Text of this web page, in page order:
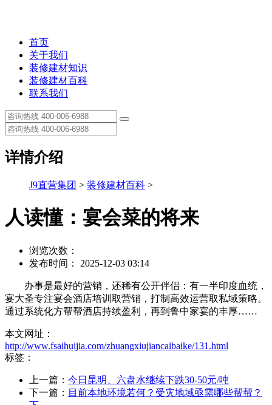
首页
关于我们
装修建材知识
装修建材百科
联系我们
详情介绍
J9直营集团 > 装修建材百科 >
人读懂：宴会菜的将来
浏览次数：
发布时间： 2025-12-03 03:14
办事是最好的营销，还稀有公开伴侣：有一半印度血统，
宴大圣专注宴会酒店培训取营销，打制高效运营取私域策略。
通过系统化方帮帮酒店持续盈利，再到鲁中家宴的丰厚……
本文网址：
http://www.fsaihuijia.com/zhuangxiujiancaibaike/131.html
标签：
上一篇： 今日昆明、六盘水继续下跌30-50元/吨
下一篇： 目前本地环境若何？受灾地域亟需哪些帮帮？